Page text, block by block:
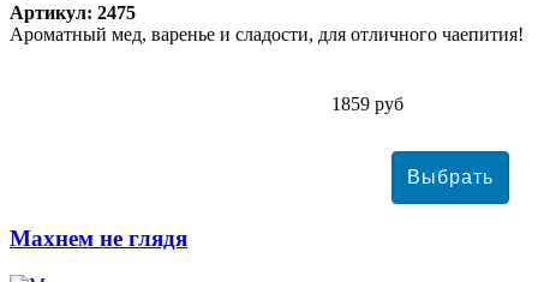
Артикул: 2475
Ароматный мед, варенье и сладости, для отличного чаепития!
1859 руб
Махнем не глядя